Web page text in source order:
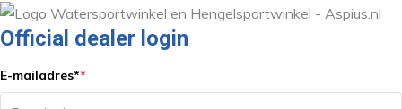
Official dealer login
E-mailadres**